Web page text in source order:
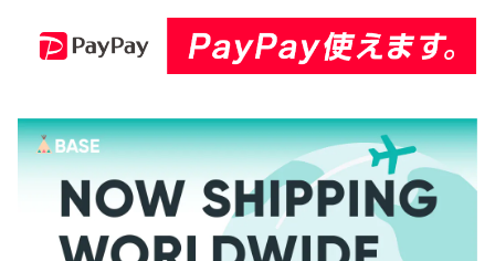
硬質コンクリートなど (ks-1
25spro-of22) ダイヤモン